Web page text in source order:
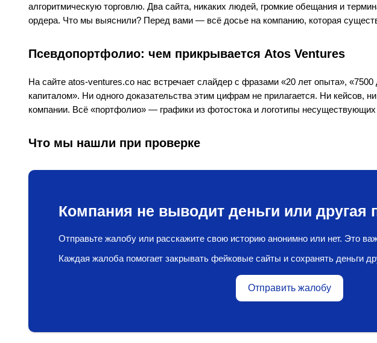
алгоритмическую торговлю. Два сайта, никаких людей, громкие обещания и
ордера. Что мы выяснили? Перед вами — всё досье на компанию, которая
Псевдопортфолио: чем прикрывается Atos Ventures
На сайте atos-ventures.co нас встречает слайдер с фразами «20 лет опыта»,
капиталом». Ни одного доказательства этим цифрам не прилагается. Ни кейсов,
компании. Всё «портфолио» — графики из фотостока и логотипы несуществующих
Что мы нашли при проверке
Компания не выводит деньги или другая
Отправьте жалобу или расскажите свою историю анонимно или нет. Это
Каждая жалоба помогает закрывать фейковые сайты и сохранять деньги
Отправить жалобу